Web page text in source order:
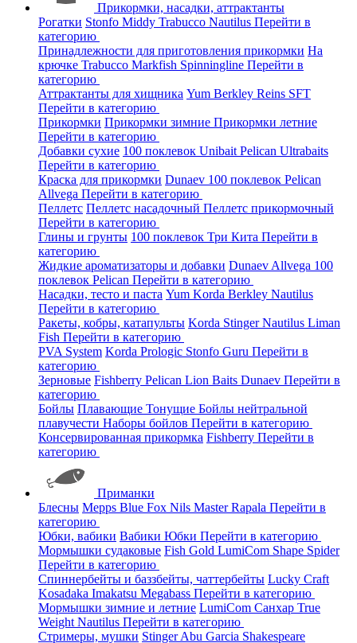
Прикормки, насадки, аттрактанты
Рогатки Stonfo Middy Trabucco Nautilus Перейти в
категорию
Принадлежности для приготовления прикормки На
крючке Trabucco Markfish Spinningline Перейти в
категорию
Аттрактанты для хищника Yum Berkley Reins SFT
Перейти в категорию
Прикормки Прикормки зимние Прикормки летние
Перейти в категорию
Добавки сухие 100 поклевок Unibait Pelican Ultrabaits
Перейти в категорию
Краска для прикормки Dunaev 100 поклевок Pelican
Allvega Перейти в категорию
Пеллетс Пеллетс насадочный Пеллетс прикормочный
Перейти в категорию
Глины и грунты 100 поклевок Три Кита Перейти в
категорию
Жидкие ароматизаторы и добавки Dunaev Allvega 100
поклевок Pelican Перейти в категорию
Насадки, тесто и паста Yum Korda Berkley Nautilus
Перейти в категорию
Ракеты, кобры, катапульты Korda StingerNautilus Liman
Fish Перейти в категорию
PVA System Korda Prologic Stonfo Guru Перейти в
категорию
Зерновые Fishberry Pelican Lion Baits Dunaev Перейти в
категорию
Бойлы Плавающие Тонущие Бойлы нейтральной
плавучести Наборы бойлов Перейти в категорию
Консервированная прикормка Fishberry Перейти в
категорию
Приманки
Блесны Mepps Blue Fox Nils MasterRapala Перейти в
категорию
Юбки, вабики Вабики Юбки Перейти в категорию
Мормышки судаковые Fish Gold LumiCom Shape Spider
Перейти в категорию
Спиннербейты и баззбейты, чаттербейты Lucky Craft
Kosadaka Imakatsu Megabass Перейти в категорию
Мормышки зимние и летние LumiCom Санхар True
Weight Nautilus Перейти в категорию
Стримеры, мушки StingerAbu Garcia Shakespeare